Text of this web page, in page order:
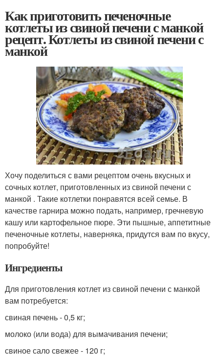
Как приготовить печеночные
котлеты из свиной печени с манкой
рецепт. Котлеты из свиной печени с
манкой
Хочу поделиться с вами рецептом очень вкусных и
сочных котлет, приготовленных из свиной печени с
манкой . Такие котлетки понравятся всей семье. В
качестве гарнира можно подать, например, гречневую
кашу или картофельное пюре. Эти пышные, аппетитные
печеночные котлеты, наверняка, придутся вам по вкусу,
попробуйте!
Ингредиенты
Для приготовления котлет из свиной печени с манкой
вам потребуется:
свиная печень - 0,5 кг;
молоко (или вода) для вымачивания печени;
свиное сало свежее - 120 г;